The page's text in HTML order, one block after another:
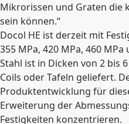
Mikrorissen und Graten die
sein können.“
Docol HE ist derzeit mit
355 MPa, 420 MPa, 460
Stahl ist in Dicken von 2 bis
Coils oder Tafeln geliefert.
Produktentwicklung für
Erweiterung der
Festigkeiten konzentrieren.